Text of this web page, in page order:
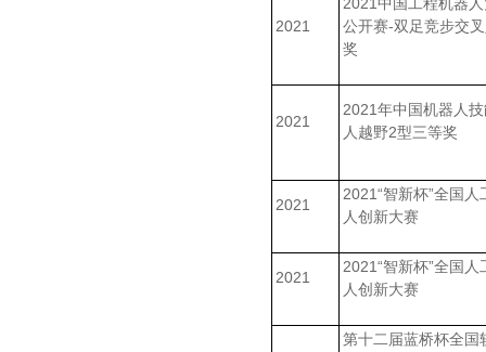
2021
公开赛-双足竞步交
奖
2021
2021年中国机器人
人越野2型三等奖
2021
2021“智新杯”全国人
人创新大赛
2021
2021“智新杯”全国人
人创新大赛
第十二届蓝桥杯全国